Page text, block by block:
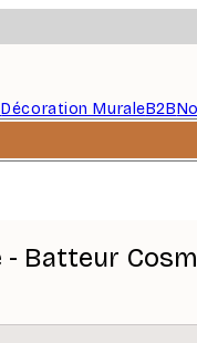
Décoration MuraleB2B
- Batteur